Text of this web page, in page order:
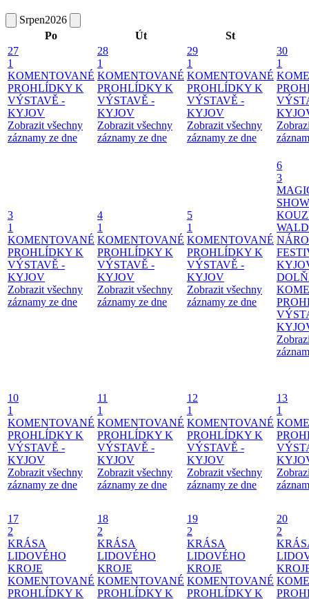
Srpen2026
Po
Út
St
27
1
KOMENTOVANÉ
PROHLÍDKY K
VÝSTAVĚ -
KYJOV
Zobrazit všechny
záznamy ze dne
28
1
KOMENTOVANÉ
PROHLÍDKY K
VÝSTAVĚ -
KYJOV
Zobrazit všechny
záznamy ze dne
29
1
KOMENTOVANÉ
PROHLÍDKY K
VÝSTAVĚ -
KYJOV
Zobrazit všechny
záznamy ze dne
30
1
3
1
KOMENTOVANÉ
PROHLÍDKY K
VÝSTAVĚ -
KYJOV
Zobrazit všechny
záznamy ze dne
4
1
KOMENTOVANÉ
PROHLÍDKY K
VÝSTAVĚ -
KYJOV
Zobrazit všechny
záznamy ze dne
5
1
KOMENTOVANÉ
PROHLÍDKY K
VÝSTAVĚ -
KYJOV
Zobrazit všechny
záznamy ze dne
6
3
10
1
KOMENTOVANÉ
PROHLÍDKY K
VÝSTAVĚ -
KYJOV
Zobrazit všechny
záznamy ze dne
11
1
KOMENTOVANÉ
PROHLÍDKY K
VÝSTAVĚ -
KYJOV
Zobrazit všechny
záznamy ze dne
12
1
KOMENTOVANÉ
PROHLÍDKY K
VÝSTAVĚ -
KYJOV
Zobrazit všechny
záznamy ze dne
13
1
17
2
KRÁSA
LIDOVÉHO
KROJE
KOMENTOVANÉ
PROHLÍDKY K
18
2
KRÁSA
LIDOVÉHO
KROJE
KOMENTOVANÉ
PROHLÍDKY K
19
2
KRÁSA
LIDOVÉHO
KROJE
KOMENTOVANÉ
PROHLÍDKY K
20
2